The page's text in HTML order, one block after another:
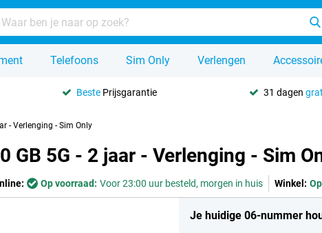
Telefoons Sim Only Verlengen
Beste Prijsgarantie 31 dagen
- Verlenging - Sim Only
GB 5G - 2 jaar - Verlenging - Sim
Op voorraad: Voor 23:00 uur besteld, morgen in huis Winkel:
Je huidige 06-nummer